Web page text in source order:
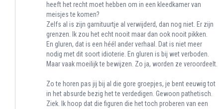
heeft het recht moet hebben om in een kleedkamer van
meisjes te komen?
Zelfs al is zijn garnituurtje al verwijderd, dan nog niet. Er zijn
grenzen. Ik zou het echt nooit maar dan ook nooit pikken.
En gluren, dat is een héél ander verhaal. Dat is niet meer
nodig met dit soort idioterie. En gluren is bij wet verboden.
Maar vaak moeilijk te bewijzen. Zo ja, worden ze veroordeelt.
Zo te horen pas jij bij al die gore groepjes, je bent eeuwig tot
in het absurde bezig het te verdedigen. Gewoon pathetisch.
Ziek. Ik hoop dat die figuren die het toch proberen van een